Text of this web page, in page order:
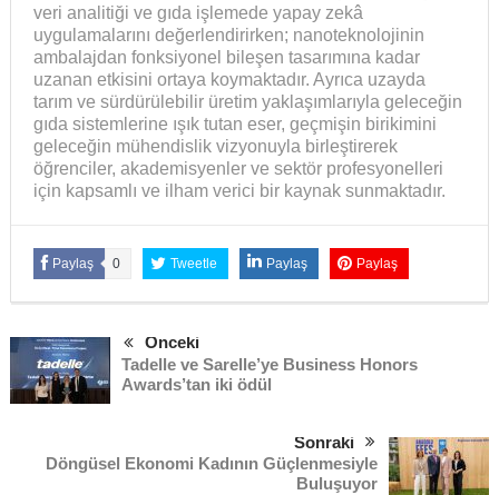
veri analitiği ve gıda işlemede yapay zekâ
uygulamalarını değerlendirirken; nanoteknolojinin
ambalajdan fonksiyonel bileşen tasarımına kadar
uzanan etkisini ortaya koymaktadır. Ayrıca uzayda
tarım ve sürdürülebilir üretim yaklaşımlarıyla geleceğin
gıda sistemlerine ışık tutan eser, geçmişin birikimini
geleceğin mühendislik vizyonuyla birleştirerek
öğrenciler, akademisyenler ve sektör profesyonelleri
için kapsamlı ve ilham verici bir kaynak sunmaktadır.
Paylaş 0 Tweetle Paylaş Paylaş
Önceki
Tadelle ve Sarelle’ye Business Honors
Awards’tan iki ödül
Sonraki
Döngüsel Ekonomi Kadının Güçlenmesiyle
Buluşuyor